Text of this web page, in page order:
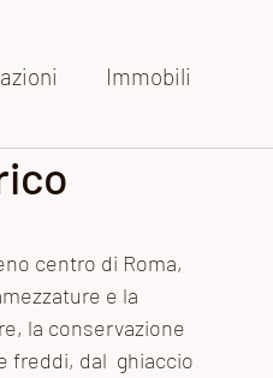
Immobili
mostre
centro di Roma,
e la
la conservazione
freddi, dal  ghiaccio